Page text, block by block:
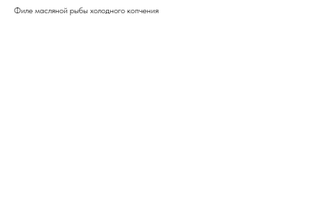
Филе масляной рыбы холодного копчения